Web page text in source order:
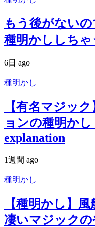
もう後がない
種明かししちゃ
6日 ago
種明かし
【有名マジッ
ョンの種明か
explanation
1週間 ago
種明かし
【種明かし】
凄いマジックの